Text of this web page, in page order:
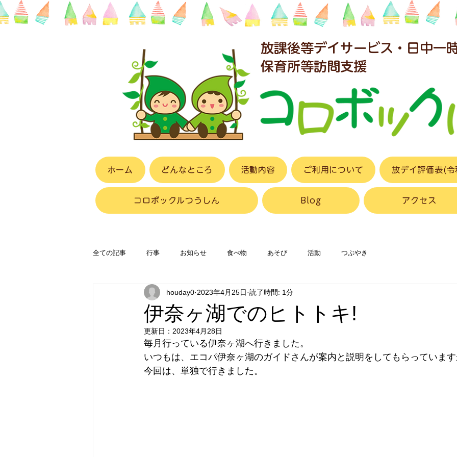
放課後等デイサービス・日中一
​保育所等訪問支援
ホーム どんなところ 活動内容 ご利用について 放デイ評価表(
コロボックルつうしん Blog アクセス
全ての記事 行事 お知らせ 食べ物 あそび 活動 つぶやき
伊奈ヶ湖でのヒトトキ!
houday0 2023年4月25日 読了時間: 1分
更新日： 2023年4月28日
毎月行っている伊奈ヶ湖へ行きました。
いつもは、エコパ伊奈ヶ湖のガイドさんが案内と説明をしてもらっていま
今回は、単独で行きました。